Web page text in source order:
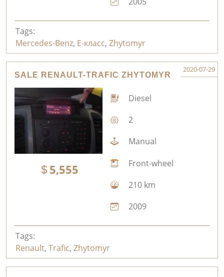
Tags:
Mercedes-Benz, E-класс, Zhytomyr
SALE RENAULT-TRAFIC ZHYTOMYR
2020-07-29
5,555
Diesel
2
Manual
Front-wheel
210 km
2009
Tags:
Renault, Trafic, Zhytomyr